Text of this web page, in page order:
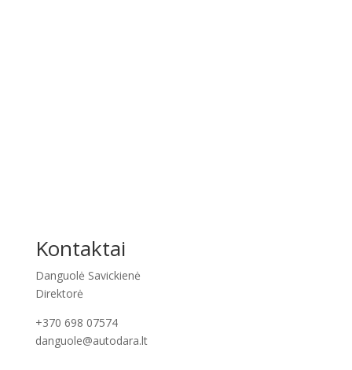
Kontaktai
Danguolė Savickienė
Direktorė
+370 698 07574
danguole@autodara.lt